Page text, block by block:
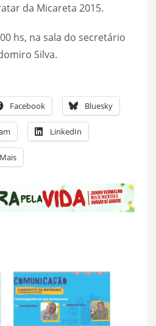
da Micareta 2015.
hs, na sala do secretário
Silva.
Facebook Bluesky
LinkedIn
Mais